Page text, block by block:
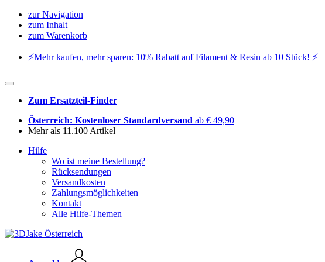
zur Navigation
zum Inhalt
zum Warenkorb
⚡️Mehr kaufen, mehr sparen: 10% Rabatt auf Filament & Resin ab 10 Stück! ⚡️
Zum Ersatzteil-Finder
Österreich: Kostenloser Standardversand ab € 49,90
Mehr als 11.100 Artikel
Hilfe
Wo ist meine Bestellung?
Rücksendungen
Versandkosten
Zahlungsmöglichkeiten
Kontakt
Alle Hilfe-Themen